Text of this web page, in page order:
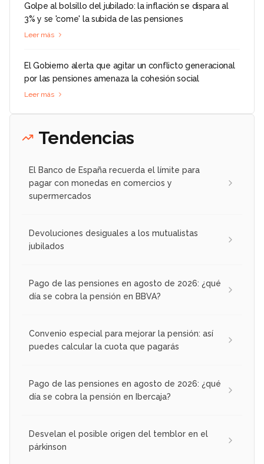
Golpe al bolsillo del jubilado: la inflación se dispara al
3% y se 'come' la subida de las pensiones
Leer más
El Gobierno alerta que agitar un conflicto generacional
por las pensiones amenaza la cohesión social
Leer más
Tendencias
El Banco de España recuerda el límite para
pagar con monedas en comercios y
supermercados
Devoluciones desiguales a los mutualistas
jubilados
Pago de las pensiones en agosto de 2026: ¿qué
día se cobra la pensión en BBVA?
Convenio especial para mejorar la pensión: así
puedes calcular la cuota que pagarás
Pago de las pensiones en agosto de 2026: ¿qué
día se cobra la pensión en Ibercaja?
Desvelan el posible origen del temblor en el
párkinson